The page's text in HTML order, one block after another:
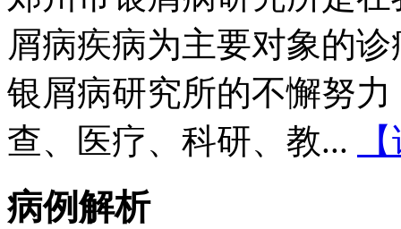
屑病疾病为主要对象的
银屑病研究所的不懈努
查、医疗、科研、教...
病例解析